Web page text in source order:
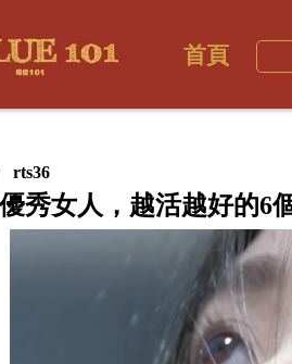
首頁
rts36
秀女人，越活越好的6